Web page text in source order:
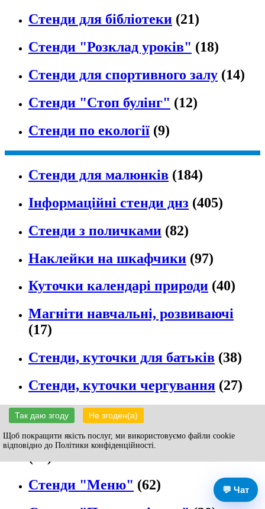
Так даю згоду Не згоден(а)
Щоб покращити якість послуг, ми використовуємо файли cookie
відповідно до Політики конфіденційності.
Стенди для бібліотеки (21)
Стенди "Розклад уроків" (18)
Стенди для спортивного залу (14)
Стенди "Стоп булінг" (12)
Стенди по екології (9)
Стенди для малюнків (184)
Інформаційні стенди днз (405)
Стенди з поличками (82)
Наклейки на шкафчики (97)
Куточки календарі природи (40)
Магніти навчальні, розвиваючі
(17)
Стенди, куточки для батьків (38)
Стенди, куточки чергування (27)
Стенди, куточки настрою
Стенди для привітання "Вітаємо"
Стенди "Меню" (62)
💬 Чат